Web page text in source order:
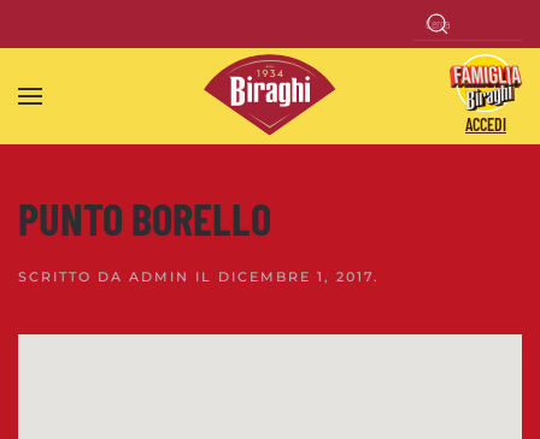
Skip to main content
ACCEDI
PUNTO BORELLO
SCRITTO DA ADMIN IL DICEMBRE 1, 2017.